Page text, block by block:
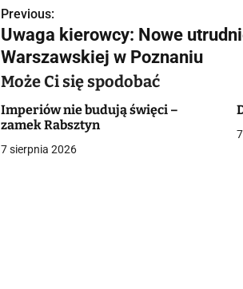
N
a
w
i
g
Previous:
Uwaga kierowcy: Nowe
Warszawskiej w Poznaniu
Może Ci się spodobać
Imperiów nie budują święci –
zamek Rabsztyn
7 sierpnia 2026